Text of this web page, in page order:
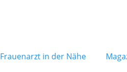
Frauenarzt in der Nähe